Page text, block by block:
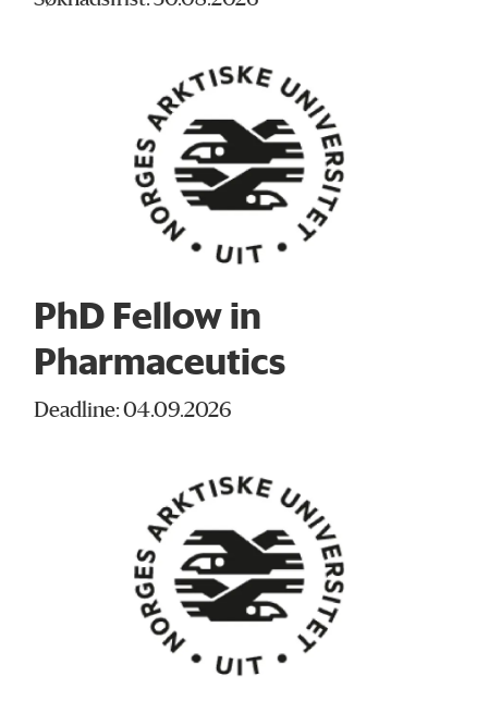
PhD Fellow in
Pharmaceutics
Deadline: 04.09.2026